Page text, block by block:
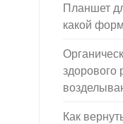
Планшет
какой
здорового
Как